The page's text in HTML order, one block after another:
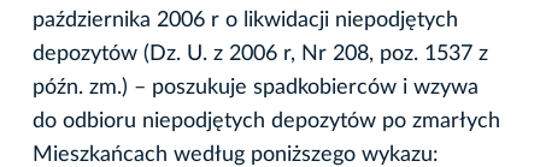
października 2006 r o likwidacji niepodjętych
depozytów (Dz. U. z 2006 r, Nr 208, poz. 1537 z
późn. zm.) – poszukuje spadkobierców i wzywa
do odbioru niepodjętych depozytów po zmarłych
Mieszkańcach według poniższego wykazu: